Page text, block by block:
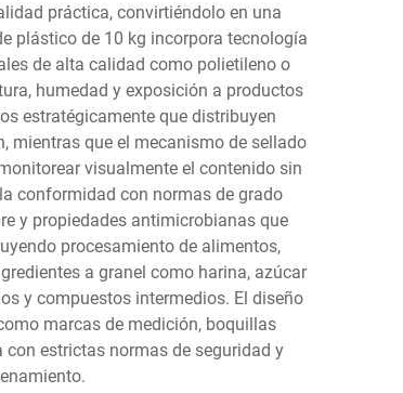
práctica, convirtiéndolo en una
plástico de 10 kg incorpora tecnología
de alta calidad como polietileno o
humedad y exposición a productos
estratégicamente que distribuyen
mientras que el mecanismo de sellado
visualmente el contenido sin
conformidad con normas de grado
y propiedades antimicrobianas que
procesamiento de alimentos,
a granel como harina, azúcar
y compuestos intermedios. El diseño
marcas de medición, boquillas
estrictas normas de seguridad y